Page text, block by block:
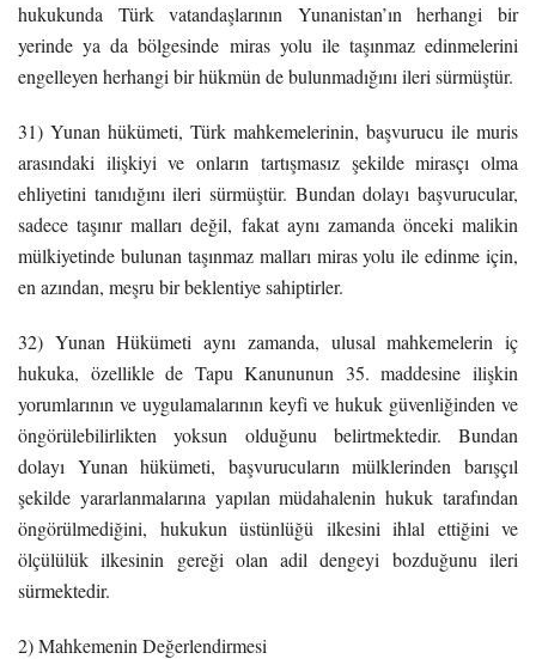
hukukunda Türk vatandaşlarının Yunanistan’ın herhangi bir
yerinde ya da bölgesinde miras yolu ile taşınmaz edinmelerini
engelleyen herhangi bir hükmün de bulunmadığını ileri sürmüştür.
31) Yunan hükümeti, Türk mahkemelerinin, başvurucu ile muris
arasındaki ilişkiyi ve onların tartışmasız şekilde mirasçı olma
ehliyetini tanıdığını ileri sürmüştür. Bundan dolayı başvurucular,
sadece taşınır malları değil, fakat aynı zamanda önceki malikin
mülkiyetinde bulunan taşınmaz malları miras yolu ile edinme için,
en azından, meşru bir beklentiye sahiptirler.
32) Yunan Hükümeti aynı zamanda, ulusal mahkemelerin iç
hukuka, özellikle de Tapu Kanununun 35. maddesine ilişkin
yorumlarının ve uygulamalarının keyfi ve hukuk güvenliğinden ve
öngörülebilirlikten yoksun olduğunu belirtmektedir. Bundan
dolayı Yunan hükümeti, başvurucuların mülklerinden barışçıl
şekilde yararlanmalarına yapılan müdahalenin hukuk tarafından
öngörülmediğini, hukukun üstünlüğü ilkesini ihlal ettiğini ve
ölçülülük ilkesinin gereği olan adil dengeyi bozduğunu ileri
sürmektedir.
2) Mahkemenin Değerlendirmesi